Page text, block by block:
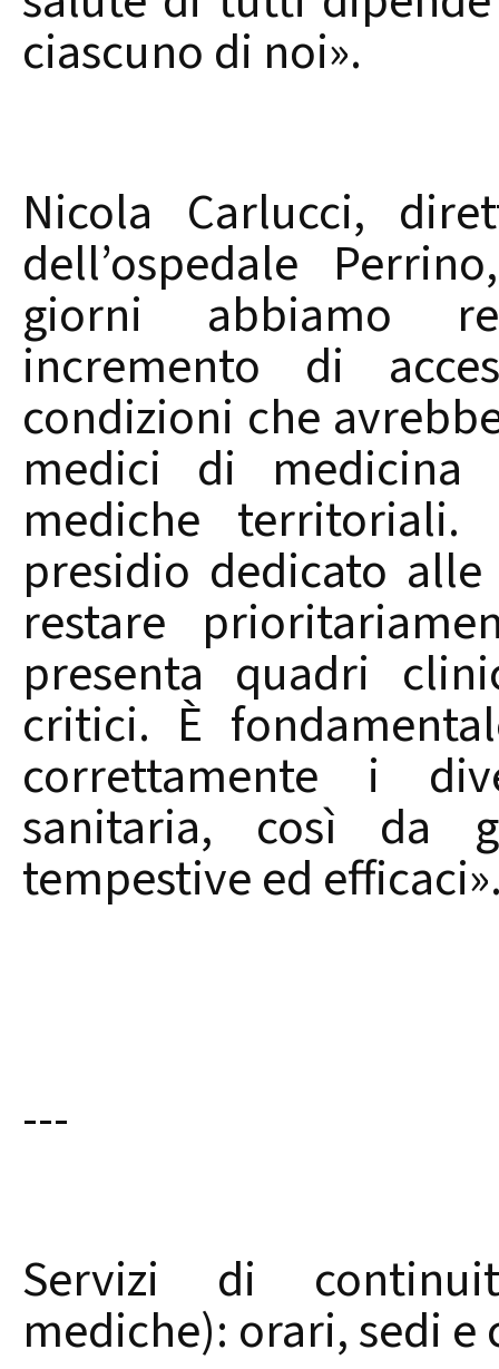
ciascuno di noi».
Nicola Carlucci,
dell’ospedale
giorni abbiamo
incremento di
condizioni che
medici di medicina
mediche
presidio dedicato alle
restare
presenta quadri
critici. È
correttamente i
sanitaria, così da
tempestive ed
---
Servizi di
mediche): orari, sedi